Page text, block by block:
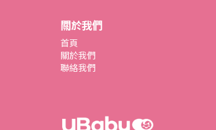
關於我們
首頁
關於我們
聯絡我們